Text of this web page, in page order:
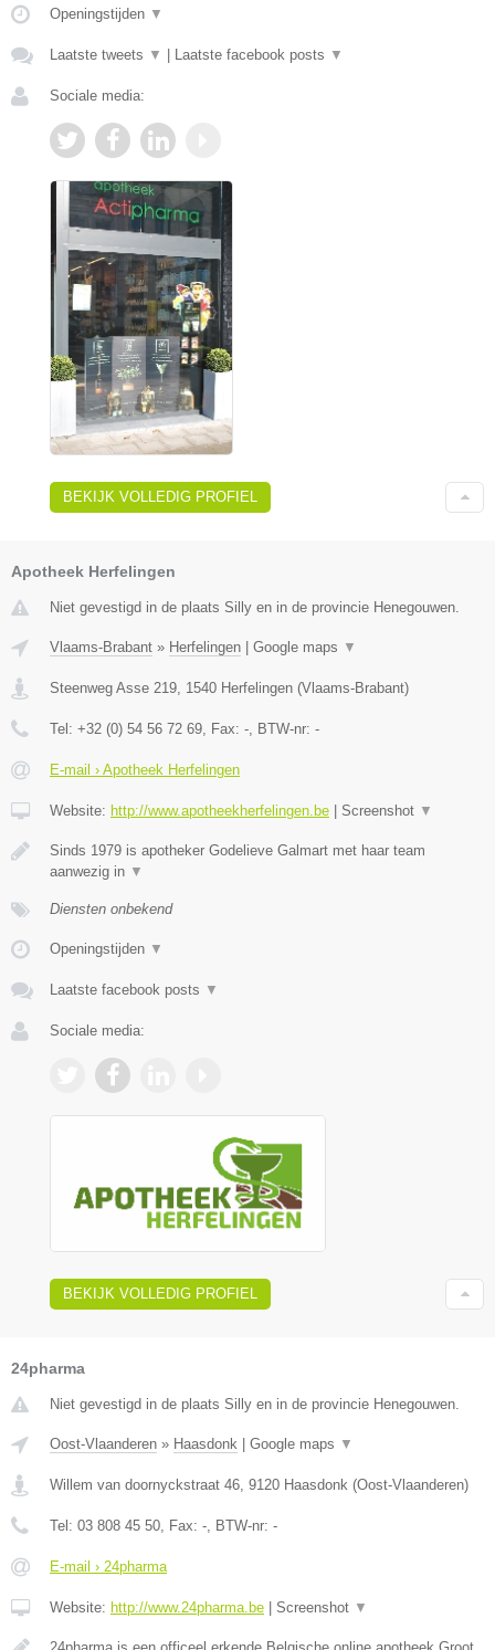
Openingstijden ▼
Laatste tweets ▼ Laatste facebook posts ▼
Sociale media:
BEKIJK VOLLEDIG PROFIEL
Apotheek Herfelingen
Niet gevestigd in de plaats Silly en in de provincie Henegouwen.
Vlaams-Brabant » Herfelingen Google maps ▼
Steenweg Asse 219 1540 Herfelingen (Vlaams-Brabant)
Tel: +32 (0) 54 56 72 69 , Fax: - , BTW-nr: -
E-mail › Apotheek Herfelingen
Website: http://www.apotheekherfelingen.be Screenshot ▼
Sinds 1979 is apotheker Godelieve Galmart met haar team
aanwezig in ▼
Diensten onbekend
Openingstijden ▼
Laatste facebook posts ▼
Sociale media:
BEKIJK VOLLEDIG PROFIEL
24pharma
Niet gevestigd in de plaats Silly en in de provincie Henegouwen.
Oost-Vlaanderen » Haasdonk Google maps ▼
Willem van doornyckstraat 46, 9120 Haasdonk (Oost-Vlaanderen)
Tel: 03 808 45 50, Fax: -, BTW-nr: -
E-mail › 24pharma
Website: http://www.24pharma.be Screenshot ▼